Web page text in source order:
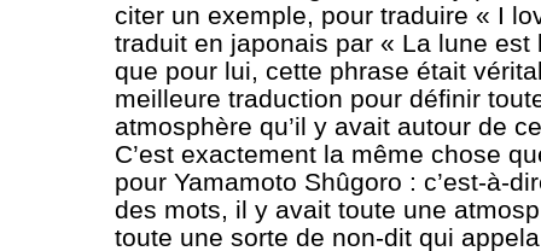
citer un exemple, pour traduire « I
traduit en japonais par « La lune est
que pour lui, cette phrase était
meilleure traduction pour définir
atmosphère qu’il y avait autour de
C’est exactement la même chose
pour Yamamoto Shûgoro : c’est-à-
des mots, il y avait toute une
toute une sorte de non-dit qui